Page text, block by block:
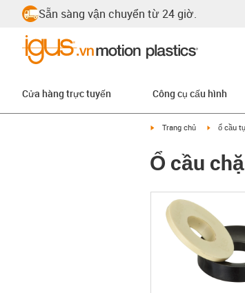
Sẵn sàng vận chuyển từ 24 giờ.
Cửa hàng trực tuyến Công cụ cấu hình
igus-icon-arrow-right
Trang chủ igus-
ổ cầu
Ổ cầu